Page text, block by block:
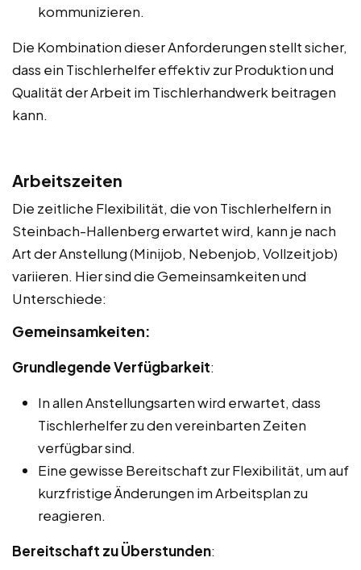
kommunizieren.
Die Kombination dieser Anforderungen stellt sicher,
dass ein Tischlerhelfer effektiv zur Produktion und
Qualität der Arbeit im Tischlerhandwerk beitragen
kann.
Arbeitszeiten
Die zeitliche Flexibilität, die von Tischlerhelfern in
Steinbach-Hallenberg erwartet wird, kann je nach
Art der Anstellung (Minijob, Nebenjob, Vollzeitjob)
variieren. Hier sind die Gemeinsamkeiten und
Unterschiede:
Gemeinsamkeiten:
Grundlegende Verfügbarkeit:
In allen Anstellungsarten wird erwartet, dass
Tischlerhelfer zu den vereinbarten Zeiten
verfügbar sind.
Eine gewisse Bereitschaft zur Flexibilität, um auf
kurzfristige Änderungen im Arbeitsplan zu
reagieren.
Bereitschaft zu Überstunden: